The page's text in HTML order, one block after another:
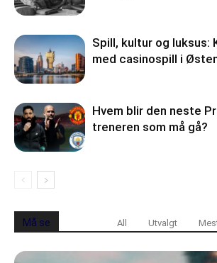
Spill, kultur og luksus:
med casinospill i
Hvem blir den neste
treneren som må gå?
Må se All Utvalgt